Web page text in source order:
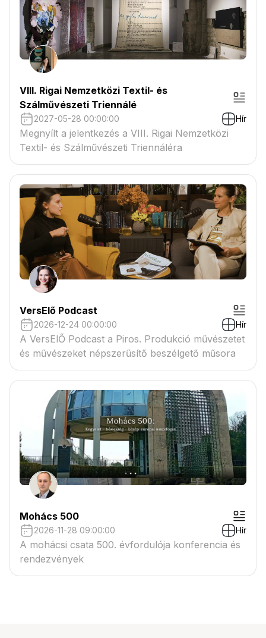
VIII. Rigai Nemzetközi Textil- és
Szálművészeti Triennálé
2027-05-28 00:00:00 Hír
Megnyílt a jelentkezés a VIII. Rigai Nemzetközi
Textil- és Szálművészeti Triennáléra
VersElő Podcast
2026-12-24 00:00:00 Hír
A VersElŐ Podcast a Piros. Produkció művészetet
és művészeket népszerűsítő beszélgető műsora
Mohács 500
2026-11-28 09:00:00 Hír
A mohácsi csata 500. évfordulója konferencia és
rendezvények